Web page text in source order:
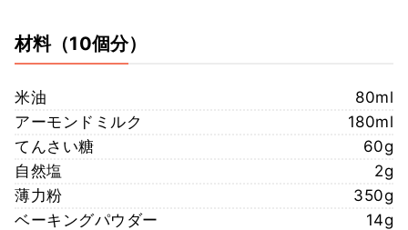
材料（10個分）
米油
80ml
アーモンドミルク
180ml
てんさい糖
60g
自然塩
2g
薄力粉
350g
ベーキングパウダー
14g